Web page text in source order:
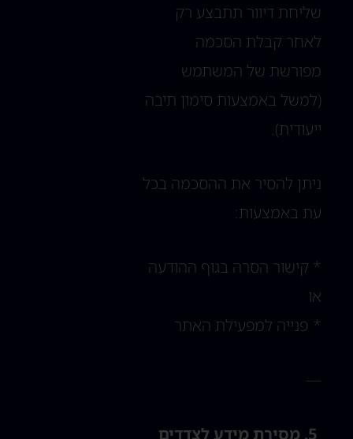
שליחת דיוור תתבצע רק
לאחר קבלת הסכמה
מפורשת של המשתמש
(למשל באמצעות סימון תיבה
ייעודית).
ניתן להסיר את ההסכמה בכל
עת באמצעות:
* קישור הסרה בגוף ההודעה
או
* פנייה למפעילת האתר
—
5. מסירת מידע לצדדים